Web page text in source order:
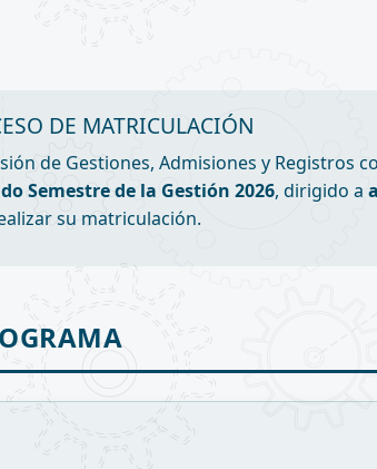
DE MATRICULACIÓN
de Gestiones, Admisiones y
Semestre de la Gestión 2026, dirigido a
su matriculación.